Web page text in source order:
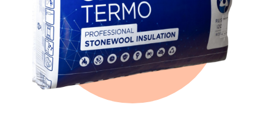
CES 50C — прочные теплоизоляционные
плиты из каменной ваты,
предназначенные для интеграции в